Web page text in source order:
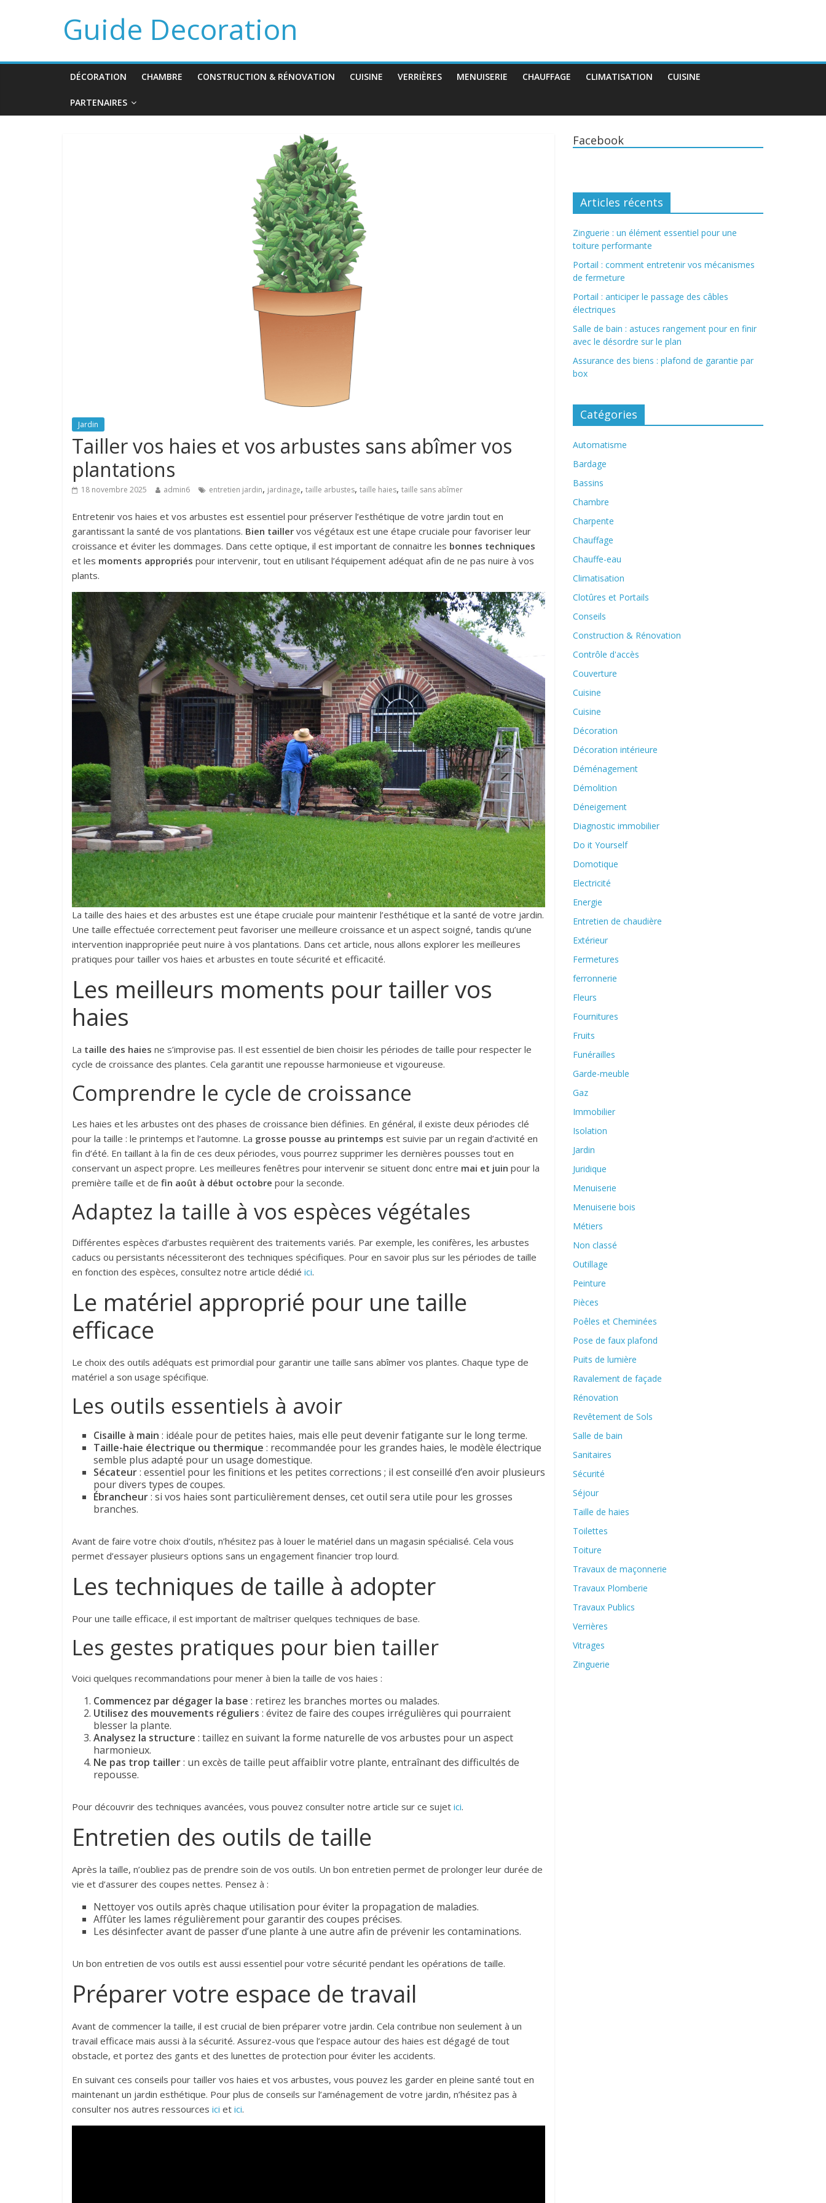
Guide Decoration
DÉCORATION CHAMBRE CONSTRUCTION & RÉNOVATION CUISINE VERRIÈRES MENUISERIE CHAUFFAGE CLIMATISATION CUISINE
PARTENAIRES
Jardin
Tailler vos haies et vos arbustes sans abîmer vos
plantations
18 novembre 2025 admin6 entretien jardin, jardinage, taille arbustes, taille haies, taille sans abîmer
Entretenir vos haies et vos arbustes est essentiel pour préserver l’esthétique de votre jardin tout en
garantissant la santé de vos plantations. Bien tailler vos végétaux est une étape cruciale pour favoriser leur
croissance et éviter les dommages. Dans cette optique, il est important de connaitre les bonnes techniques
et les moments appropriés pour intervenir, tout en utilisant l’équipement adéquat afin de ne pas nuire à vos
plants.
La taille des haies et des arbustes est une étape cruciale pour maintenir l’esthétique et la santé de votre jardin.
Une taille effectuée correctement peut favoriser une meilleure croissance et un aspect soigné, tandis qu’une
intervention inappropriée peut nuire à vos plantations. Dans cet article, nous allons explorer les meilleures
pratiques pour tailler vos haies et arbustes en toute sécurité et efficacité.
Les meilleurs moments pour tailler vos
haies
La taille des haies ne s’improvise pas. Il est essentiel de bien choisir les périodes de taille pour respecter le
cycle de croissance des plantes. Cela garantit une repousse harmonieuse et vigoureuse.
Comprendre le cycle de croissance
Les haies et les arbustes ont des phases de croissance bien définies. En général, il existe deux périodes clé
pour la taille : le printemps et l’automne. La grosse pousse au printemps est suivie par un regain d’activité en
fin d’été. En taillant à la fin de ces deux périodes, vous pourrez supprimer les dernières pousses tout en
conservant un aspect propre. Les meilleures fenêtres pour intervenir se situent donc entre mai et juin pour la
première taille et de fin août à début octobre pour la seconde.
Adaptez la taille à vos espèces végétales
Différentes espèces d’arbustes requièrent des traitements variés. Par exemple, les conifères, les arbustes
caducs ou persistants nécessiteront des techniques spécifiques. Pour en savoir plus sur les périodes de taille
en fonction des espèces, consultez notre article dédié ici.
Le matériel approprié pour une taille
efficace
Le choix des outils adéquats est primordial pour garantir une taille sans abîmer vos plantes. Chaque type de
matériel a son usage spécifique.
Les outils essentiels à avoir
Cisaille à main : idéale pour de petites haies, mais elle peut devenir fatigante sur le long terme.
Taille-haie électrique ou thermique : recommandée pour les grandes haies, le modèle électrique
semble plus adapté pour un usage domestique.
Sécateur: essentiel pour les finitions et les petites corrections ; il est conseillé d’en avoir plusieurs
pour divers types de coupes.
Ébrancheur: si vos haies sont particulièrement denses, cet outil sera utile pour les grosses
branches.
Avant de faire votre choix d’outils, n’hésitez pas à louer le matériel dans un magasin spécialisé. Cela vous
permet d’essayer plusieurs options sans un engagement financier trop lourd.
Les techniques de taille à adopter
Pour une taille efficace, il est important de maîtriser quelques techniques de base.
Les gestes pratiques pour bien tailler
Voici quelques recommandations pour mener à bien la taille de vos haies :
Commencez par dégager la base : retirez les branches mortes ou malades.
Utilisez des mouvements réguliers : évitez de faire des coupes irrégulières qui pourraient
blesser la plante.
Analysez la structure : taillez en suivant la forme naturelle de vos arbustes pour un aspect
harmonieux.
Ne pas trop tailler: un excès de taille peut affaiblir votre plante, entraînant des difficultés de
repousse.
Pour découvrir des techniques avancées, vous pouvez consulter notre article sur ce sujet ici.
Entretien des outils de taille
Après la taille, n’oubliez pas de prendre soin de vos outils. Un bon entretien permet de prolonger leur durée de
vie et d’assurer des coupes nettes. Pensez à :
Nettoyer vos outils après chaque utilisation pour éviter la propagation de maladies.
Affûter les lames régulièrement pour garantir des coupes précises.
Les désinfecter avant de passer d’une plante à une autre afin de prévenir les contaminations.
Un bon entretien de vos outils est aussi essentiel pour votre sécurité pendant les opérations de taille.
Préparer votre espace de travail
Avant de commencer la taille, il est crucial de bien préparer votre jardin. Cela contribue non seulement à un
travail efficace mais aussi à la sécurité. Assurez-vous que l’espace autour des haies est dégagé de tout
obstacle, et portez des gants et des lunettes de protection pour éviter les accidents.
En suivant ces conseils pour tailler vos haies et vos arbustes, vous pouvez les garder en pleine santé tout en
maintenant un jardin esthétique. Pour plus de conseils sur l’aménagement de votre jardin, n’hésitez pas à
consulter nos autres ressources ici et ici.
Facebook
Articles récents
Zinguerie : un élément essentiel pour une
toiture performante
Portail : comment entretenir vos mécanismes
de fermeture
Portail : anticiper le passage des câbles
électriques
Salle de bain : astuces rangement pour en finir
avec le désordre sur le plan
Assurance des biens : plafond de garantie par
box
Catégories
Automatisme
Bardage
Bassins
Chambre
Charpente
Chauffage
Chauffe-eau
Climatisation
Clotûres et Portails
Conseils
Construction & Rénovation
Contrôle d'accès
Couverture
Cuisine
Cuisine
Décoration
Décoration intérieure
Déménagement
Démolition
Déneigement
Diagnostic immobilier
Do it Yourself
Domotique
Electricité
Energie
Entretien de chaudière
Extérieur
Fermetures
ferronnerie
Fleurs
Fournitures
Fruits
Funérailles
Garde-meuble
Gaz
Immobilier
Isolation
Jardin
Juridique
Menuiserie
Menuiserie bois
Métiers
Non classé
Outillage
Peinture
Pièces
Poêles et Cheminées
Pose de faux plafond
Puits de lumière
Ravalement de façade
Rénovation
Revêtement de Sols
Salle de bain
Sanitaires
Sécurité
Séjour
Taille de haies
Toilettes
Toiture
Travaux de maçonnerie
Travaux Plomberie
Travaux Publics
Verrières
Vitrages
Zinguerie